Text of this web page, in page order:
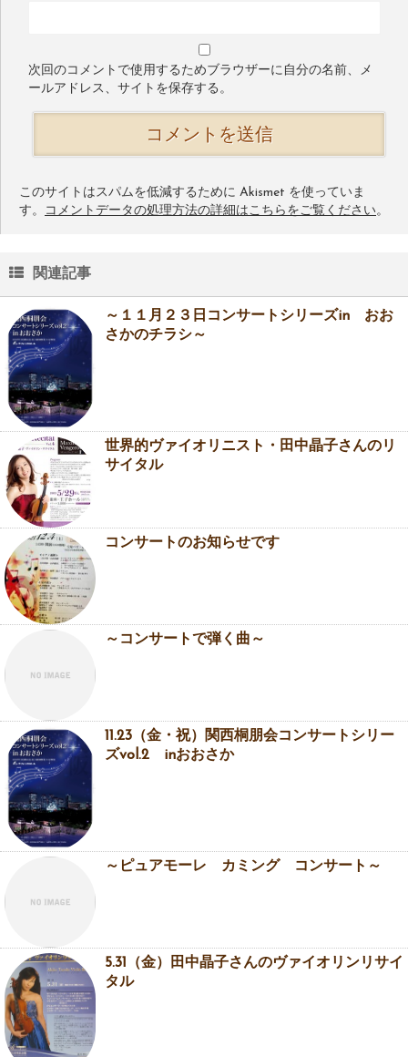
次回のコメントで使用するためブラウザーに自分の名前、メ
ールアドレス、サイトを保存する。
このサイトはスパムを低減するために Akismet を使っていま
す。
コメントデータの処理方法の詳細はこちらをご覧ください。
関連記事
～１１月２３日コンサートシリーズin おお
さかのチラシ～
世界的ヴァイオリニスト・田中晶子さんのリ
サイタル
コンサートのお知らせです
～コンサートで弾く曲～
11.23（金・祝）関西桐朋会コンサートシリー
ズvol.2 inおおさか
～ピュアモーレ カミング コンサート～
5.31（金）田中晶子さんのヴァイオリンリサイ
タル